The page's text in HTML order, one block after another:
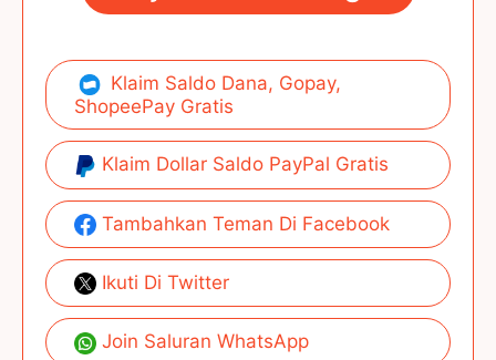
Klaim Saldo Dana, Gopay,
ShopeePay Gratis
Klaim Dollar Saldo PayPal Gratis
Tambahkan Teman Di Facebook
Ikuti Di Twitter
Join Saluran WhatsApp